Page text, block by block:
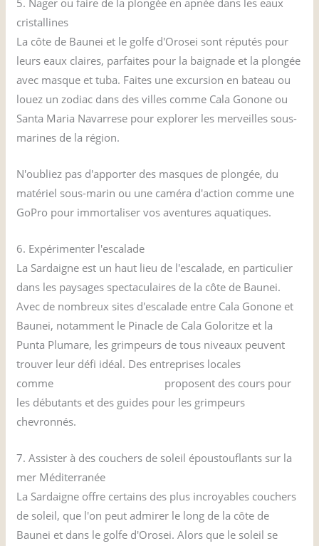
5. Nager ou faire de la plongée en apnée dans les eaux
cristallines
La côte de Baunei et le golfe d'Orosei sont réputés pour
leurs eaux claires, parfaites pour la baignade et la plongée
avec masque et tuba. Faites une excursion en bateau ou
louez un zodiac dans des villes comme Cala Gonone ou
Santa Maria Navarrese pour explorer les merveilles sous-
marines de la région.
N'oubliez pas d'apporter des masques de plongée, du
matériel sous-marin ou une caméra d'action comme une
GoPro pour immortaliser vos aventures aquatiques.
6. Expérimenter l'escalade
La Sardaigne est un haut lieu de l'escalade, en particulier
dans les paysages spectaculaires de la côte de Baunei.
Avec de nombreux sites d'escalade entre Cala Gonone et
Baunei, notamment le Pinacle de Cala Goloritze et la
Punta Plumare, les grimpeurs de tous niveaux peuvent
trouver leur défi idéal. Des entreprises locales
comme
proposent des cours pour
les débutants et des guides pour les grimpeurs
chevronnés.
7. Assister à des couchers de soleil époustouflants sur la
mer Méditerranée
La Sardaigne offre certains des plus incroyables couchers
de soleil, que l'on peut admirer le long de la côte de
Baunei et dans le golfe d'Orosei. Alors que le soleil se